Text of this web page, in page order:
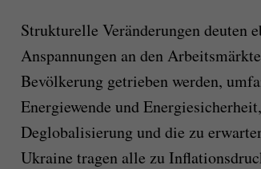
Strukturelle Veränderungen deuten
Anspannungen an den
Bevölkerung getrieben werden,
Energiewende und
Deglobalisierung und die zu
Ukraine tragen alle zu